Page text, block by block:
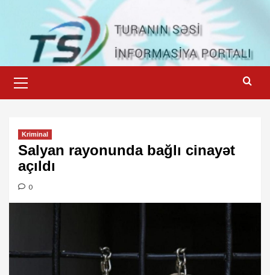
content
Menu
Kriminal
Salyan rayonunda bağlı cinayət
açıldı
0